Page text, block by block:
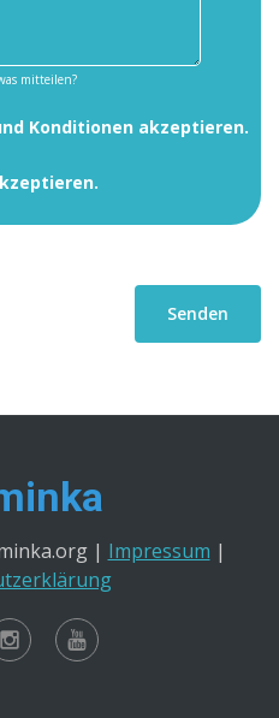
mitteilen?
Konditionen akzeptieren.
| Impressum |